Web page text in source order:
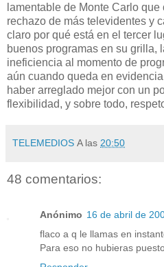
lamentable de Monte Carlo que
rechazo de más televidentes y
claro por qué está en el tercer
buenos programas en su grilla,
ineficiencia al momento de
aún cuando queda en
haber arreglado mejor con un
flexibilidad, y sobre todo,
TELEMEDIOS A las 20:50
48 comentarios:
Anónimo 16 de abril de
flaco a q le llamas en
Para eso no hubieras